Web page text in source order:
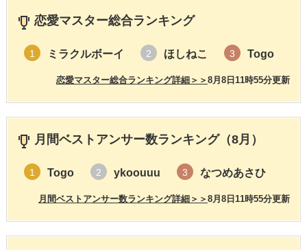
恋愛マスター総合ランキング
1 ミラクルボーイ 2 ほしねこ 3 Togo
8月8日11時55分更新
恋愛マスター総合ランキング詳細＞＞
月間ベストアンサー数ランキング（8月）
1 Togo 2 ykoouuu 3 なつめあさひ
8月8日11時55分更新
月間ベストアンサー数ランキング詳細＞＞